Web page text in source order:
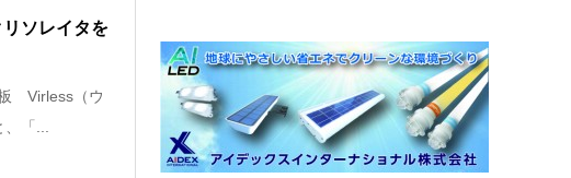
リソレイタを
Virless（ウ
「...